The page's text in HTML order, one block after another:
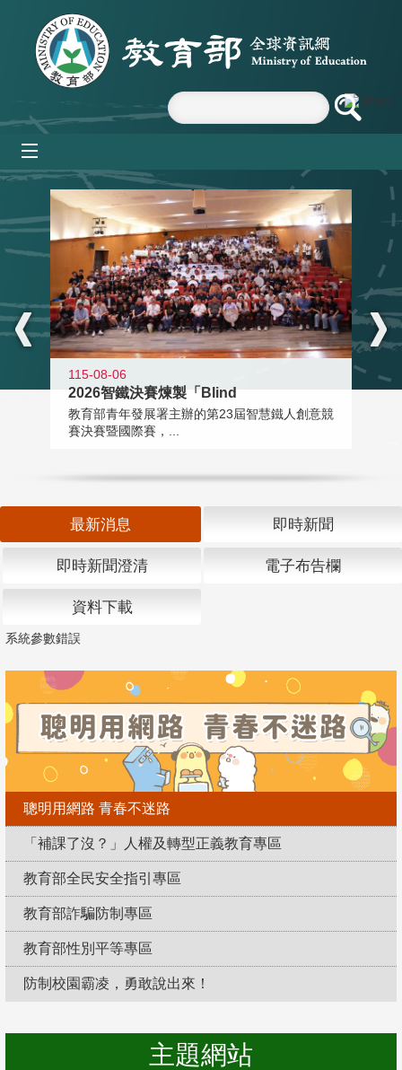
跳到主要內容區塊
:::
115-08-06
2026智鐵決賽煉製「Blind
教育部青年發展署主辦的第23屆智慧鐵人創意競
賽決賽暨國際賽，...
最新消息 即時新聞
即時新聞澄清 電子布告欄
資料下載
系統參數錯誤
聰明用網路 青春不迷路
「補課了沒？」人權及轉型正義教育專區
教育部全民安全指引專區
教育部詐騙防制專區
教育部性別平等專區
防制校園霸凌，勇敢說出來！
主題網站